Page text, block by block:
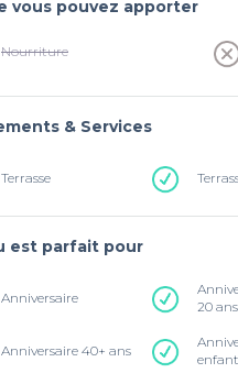
vous pouvez apporter
Nourriture
& Services
Terrasse
est parfait pour
Anniversaire
20 ans
Anniversaire 40+ ans